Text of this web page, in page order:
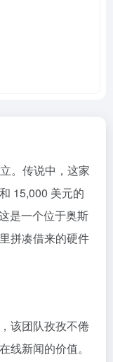
。传说中，这家
15,000 美元的
是一个位于奥斯
拼凑借来的硬件
该团队孜孜不倦
线新闻的价值。